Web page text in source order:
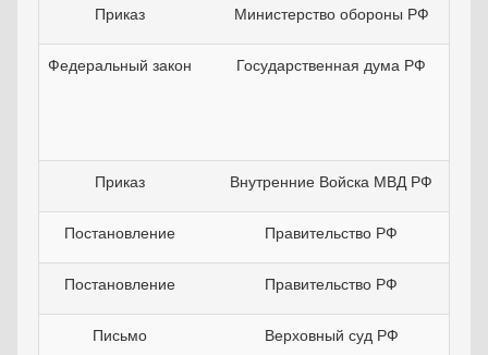
Приказ Министерство обороны РФ
Федеральный закон Государственная дума РФ
Приказ Внутренние Войска МВД РФ
Постановление Правительство РФ
Постановление Правительство РФ
Письмо Верховный суд РФ